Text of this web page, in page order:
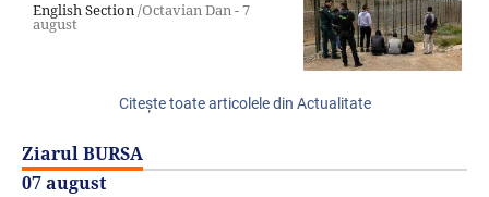
English Section/Octavian Dan -7
august
Citeşte toate articolele din Actualitate
Ziarul BURSA
07 august